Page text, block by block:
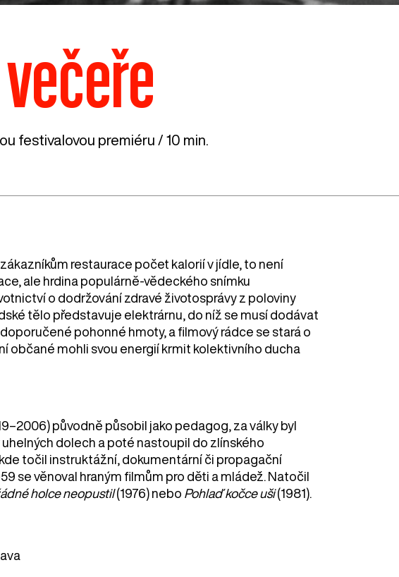
festivalovou premiéru / 10 min.
restaurace počet kalorií v jídle, to není
ale hrdina populárně-vědeckého snímku
o dodržování zdravé životosprávy z poloviny
tělo představuje elektrárnu, do níž se musí dodávat
pohonné hmoty, a filmový rádce se stará o
občané mohli svou energií krmit kolektivního ducha
původně působil jako pedagog, za války byl
dolech a poté nastoupil do zlínského
točil instruktážní, dokumentární či propagační
se věnoval hraným filmům pro děti a mládež. Natočil
holce neopustil(1976) nebo Pohlaď kočce uši(1981).